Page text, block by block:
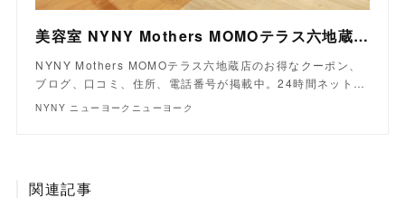
美容室 NYNY Mothers MOMOテラス六地蔵店｜ヘアサロン・美容院｜ニューヨークニューヨーク
NYNY Mothers MOMOテラス六地蔵店のお得なクーポン、
ブログ、口コミ、住所、電話番号が掲載中。24時間ネット…
NYNY ニューヨークニューヨーク
関連記事